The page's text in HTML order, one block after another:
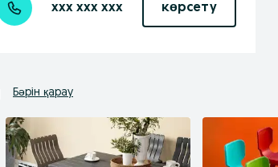
xxx xxx xxx көрсету
Бәрін қарау